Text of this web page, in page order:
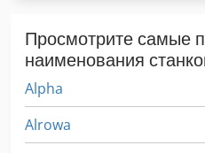
Просмотрите самые
наименования
Alpha
Alrowa